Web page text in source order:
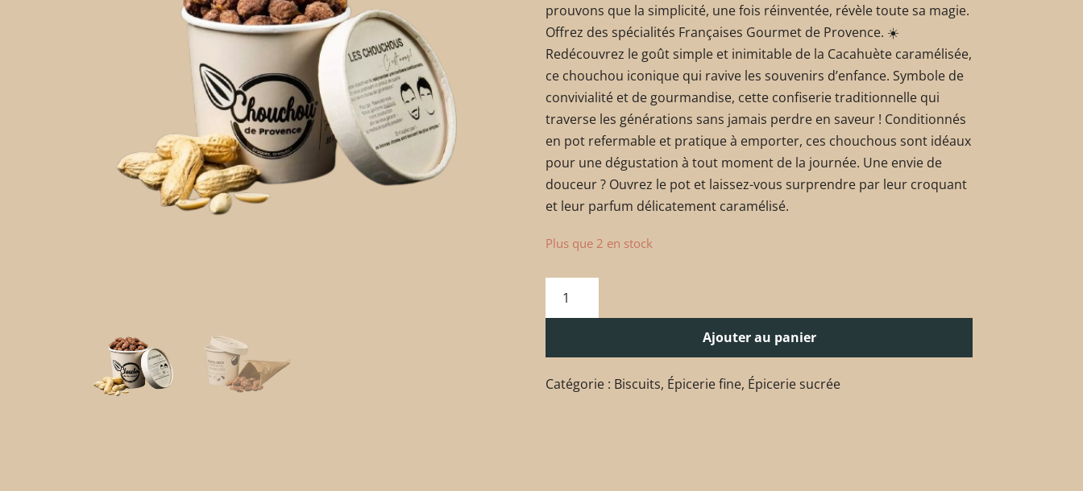
prouvons que la simplicité, une fois réinventée, révèle toute sa magie.
Offrez des spécialités Françaises Gourmet de Provence. ☀️
Redécouvrez le goût simple et inimitable de la Cacahuète caramélisée,
ce chouchou iconique qui ravive les souvenirs d’enfance. Symbole de
convivialité et de gourmandise, cette confiserie traditionnelle qui
traverse les générations sans jamais perdre en saveur ! Conditionnés
en pot refermable et pratique à emporter, ces chouchous sont idéaux
pour une dégustation à tout moment de la journée. Une envie de
douceur ? Ouvrez le pot et laissez-vous surprendre par leur croquant
et leur parfum délicatement caramélisé.
Plus que 2 en stock
Ajouter au panier
Catégorie : Biscuits, Épicerie fine, Épicerie sucrée